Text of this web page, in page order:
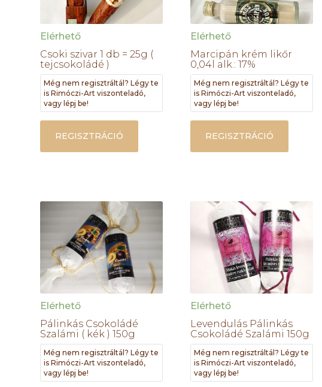
Elérhető
Csoki szivar 1 db = 25g (
tejcsokoládé )
Még nem regisztráltál? Légy te
is Rimóczi-Art viszonteladó,
vagy lépj be!
REGISZTRÁCIÓ
Elérhető
Marcipán krém likőr
0,04l alk.: 17%
Még nem regisztráltál? Légy te
is Rimóczi-Art viszonteladó,
vagy lépj be!
REGISZTRÁCIÓ
Elérhető
Pálinkás Csokoládé
Szalámi ( kék ) 150g
Még nem regisztráltál? Légy te
is Rimóczi-Art viszonteladó,
vagy lépj be!
Elérhető
Levendulás Pálinkás
Csokoládé Szalámi 150g
Még nem regisztráltál? Légy te
is Rimóczi-Art viszonteladó,
vagy lépj be!